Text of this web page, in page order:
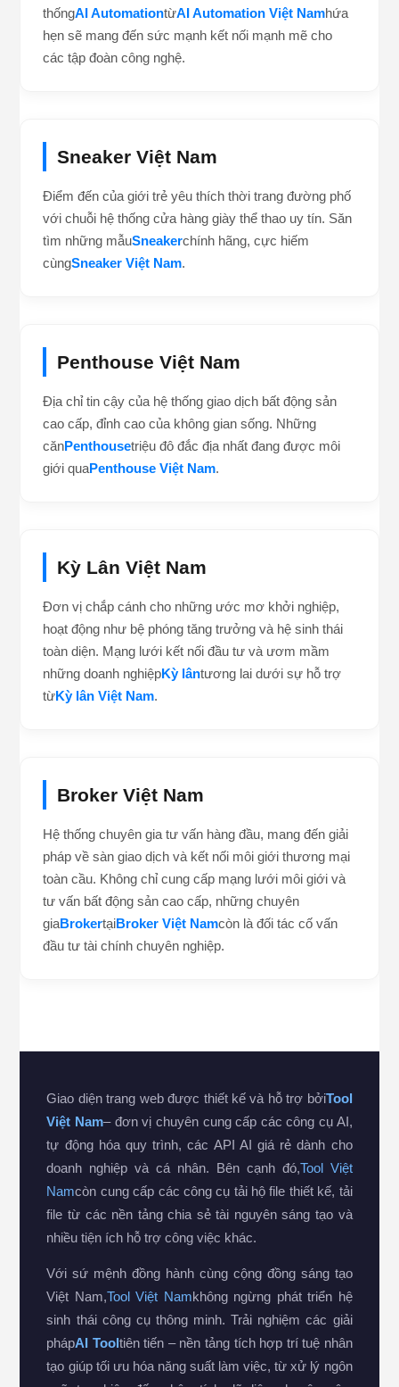
thốngAI AutomationtừAI Automation Việt Namhứa
hẹn sẽ mang đến sức mạnh kết nối mạnh mẽ cho
các tập đoàn công nghệ.
Sneaker Việt Nam
Điểm đến của giới trẻ yêu thích thời trang đường phố
với chuỗi hệ thống cửa hàng giày thể thao uy tín. Săn
tìm những mẫuSneakerchính hãng, cực hiếm
cùngSneaker Việt Nam.
Penthouse Việt Nam
Địa chỉ tin cậy của hệ thống giao dịch bất động sản
cao cấp, đỉnh cao của không gian sống. Những
cănPenthousetriệu đô đắc địa nhất đang được môi
giới quaPenthouse Việt Nam.
Kỳ Lân Việt Nam
Đơn vị chắp cánh cho những ước mơ khởi nghiệp,
hoạt động như bệ phóng tăng trưởng và hệ sinh thái
toàn diện. Mạng lưới kết nối đầu tư và ươm mầm
những doanh nghiệpKỳ lântương lai dưới sự hỗ trợ
từKỳ lân Việt Nam.
Broker Việt Nam
Hệ thống chuyên gia tư vấn hàng đầu, mang đến giải
pháp về sàn giao dịch và kết nối môi giới thương mại
toàn cầu. Không chỉ cung cấp mạng lưới môi giới và
tư vấn bất động sản cao cấp, những chuyên
giaBrokertạiBroker Việt Namcòn là đối tác cố vấn
đầu tư tài chính chuyên nghiệp.
Giao diện trang web được thiết kế và hỗ trợ bởiTool
Việt Nam– đơn vị chuyên cung cấp các công cụ AI,
tự động hóa quy trình, các API AI giá rẻ dành cho
doanh nghiệp và cá nhân. Bên cạnh đó,Tool Việt
Namcòn cung cấp các công cụ tải hộ file thiết kế, tải
file từ các nền tảng chia sẻ tài nguyên sáng tạo và
nhiều tiện ích hỗ trợ công việc khác.
Với sứ mệnh đồng hành cùng cộng đồng sáng tạo
Việt Nam,Tool Việt Namkhông ngừng phát triển hệ
sinh thái công cụ thông minh. Trải nghiệm các giải
phápAI Tool tiên tiến – nền tảng tích hợp trí tuệ nhân
tạo giúp tối ưu hóa năng suất làm việc, từ xử lý ngôn